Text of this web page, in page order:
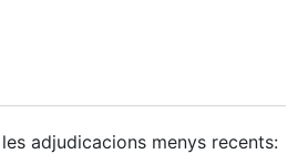
adjudicacions menys recents: